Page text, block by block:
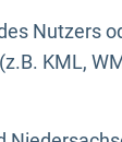
Nutzers
KML,